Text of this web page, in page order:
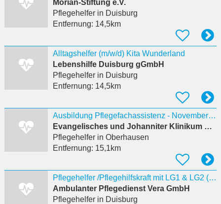
Morian-Stiftung e.V.
Pflegehelferin Duisburg
Entfernung: 14,5km
Alltagshelfer (m/w/d) Kita Wunderland
Lebenshilfe Duisburg gGmbH
Pflegehelferin Duisburg
Entfernung: 14,5km
Ausbildung Pflegefachassistenz - November 2026 - Praktikum möglich
Evangelisches und Johanniter Klinikum Niederrhein gGmbH - Johanniter Krankenhaus Oberhausen
Pflegehelferin Oberhausen
Entfernung: 15,1km
Pflegehelfer /Pflegehilfskraft mit LG1 & LG2 (m/w/d)
Ambulanter Pflegedienst Vera GmbH
Pflegehelferin Duisburg